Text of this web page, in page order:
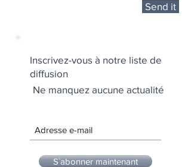
Send it
Inscrivez-vous à notre liste de
diffusion
Ne manquez aucune actualité
S`abonner maintenant